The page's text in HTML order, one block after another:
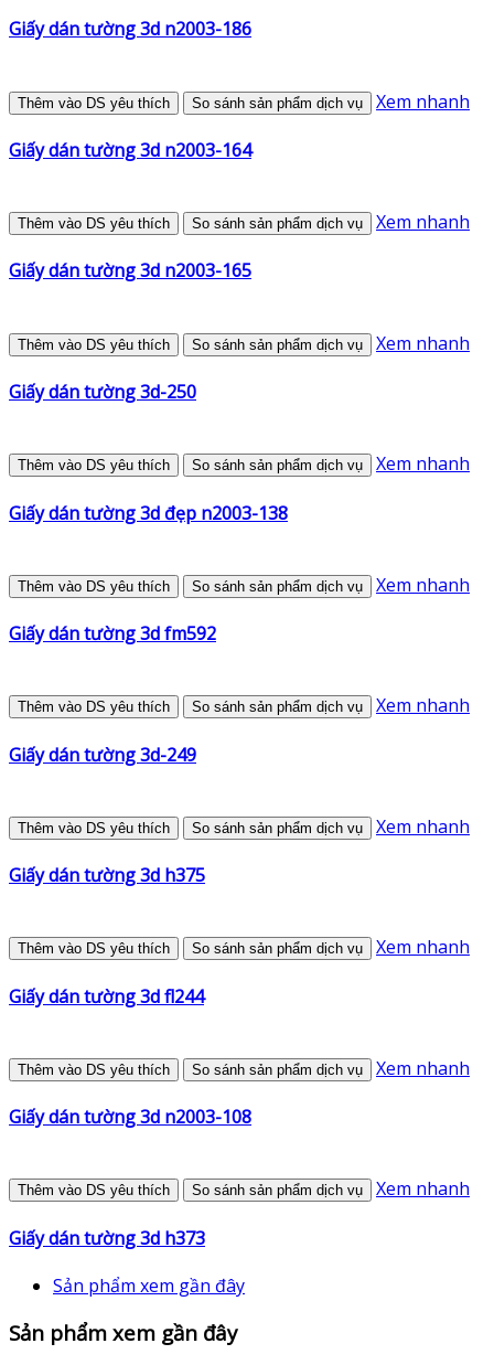
Giấy dán tường 3d n2003-186
Thêm vào DS yêu thích So sánh sản phẩm dịch vụ Xem nhanh
Giấy dán tường 3d n2003-164
Thêm vào DS yêu thích So sánh sản phẩm dịch vụ Xem nhanh
Giấy dán tường 3d n2003-165
Thêm vào DS yêu thích So sánh sản phẩm dịch vụ Xem nhanh
Giấy dán tường 3d-250
Thêm vào DS yêu thích So sánh sản phẩm dịch vụ Xem nhanh
Giấy dán tường 3d đẹp n2003-138
Thêm vào DS yêu thích So sánh sản phẩm dịch vụ Xem nhanh
Giấy dán tường 3d fm592
Thêm vào DS yêu thích So sánh sản phẩm dịch vụ Xem nhanh
Giấy dán tường 3d-249
Thêm vào DS yêu thích So sánh sản phẩm dịch vụ Xem nhanh
Giấy dán tường 3d h375
Thêm vào DS yêu thích So sánh sản phẩm dịch vụ Xem nhanh
Giấy dán tường 3d fl244
Thêm vào DS yêu thích So sánh sản phẩm dịch vụ Xem nhanh
Giấy dán tường 3d n2003-108
Thêm vào DS yêu thích So sánh sản phẩm dịch vụ Xem nhanh
Giấy dán tường 3d h373
Sản phẩm xem gần đây
Sản phẩm xem gần đây